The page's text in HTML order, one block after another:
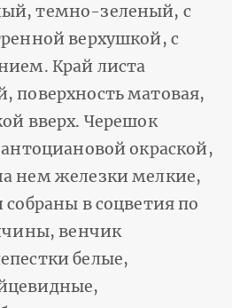
темно-зеленый, с
верхушкой, с
Край листа
поверхность матовая,
вверх. Черешок
окраской,
нем железки мелкие,
в соцветия по
венчик
белые,